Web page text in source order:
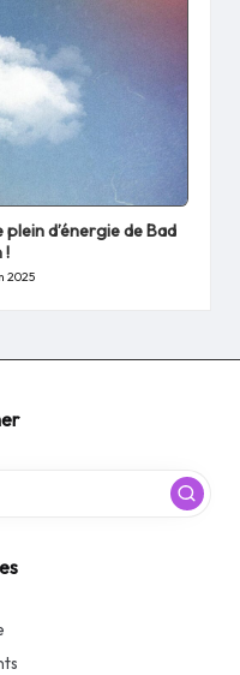
d’énergie de Bad
!
2025